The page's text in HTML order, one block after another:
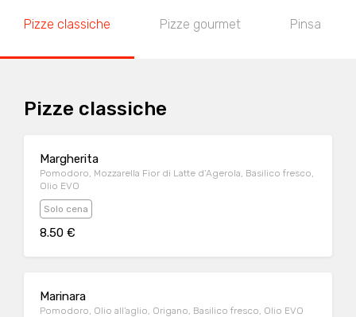
Pizze classiche Pizze gourmet Pinsa
Pizze classiche
Margherita
Pomodoro, Mozzarella Fior di Latte d’Agerola, Basilico fresco,
Olio EVO
Solo cena
8.50 €
Marinara
Pomodoro, Olio all’aglio, Origano, Basilico fresco, Olio EVO